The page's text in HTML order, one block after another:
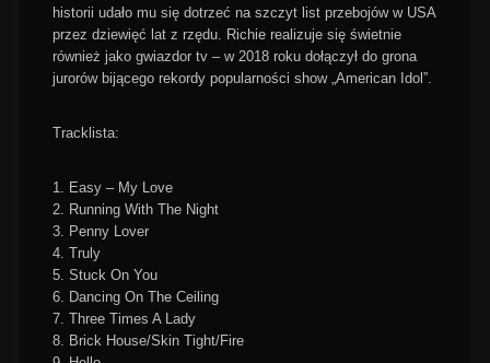
historii udało mu się dotrzeć na szczyt list przebojów w USA
przez dziewięć lat z rzędu. Richie realizuje się świetnie
również jako gwiazdor tv – w 2018 roku dołączył do grona
jurorów bijącego rekordy popularności show „American Idol”.
Tracklista:
1. Easy – My Love
2. Running With The Night
3. Penny Lover
4. Truly
5. Stuck On You
6. Dancing On The Ceiling
7. Three Times A Lady
8. Brick House/Skin Tight/Fire